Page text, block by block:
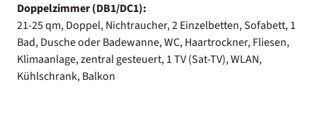
Doppelzimmer (DB1/DC1):
21-25 qm, Doppel, Nichtraucher, 2 Einzelbetten, Sofabett, 1
Bad, Dusche oder Badewanne, WC, Haartrockner, Fliesen,
Klimaanlage, zentral gesteuert, 1 TV (Sat-TV), WLAN,
Kühlschrank, Balkon